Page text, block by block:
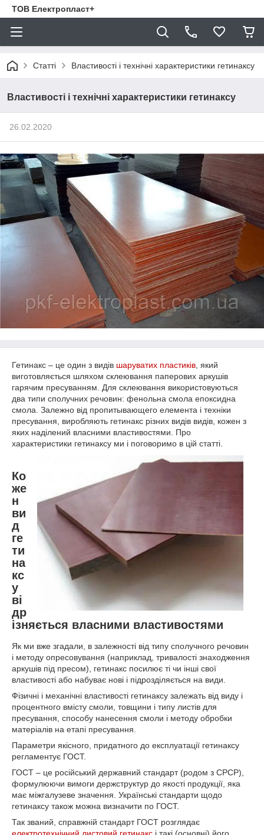
ТОВ Електропласт+
Статті Властивості і технічні характеристики гетинаксу
Властивості і технічні характеристики гетинаксу
26.02.2020
Гетинакс – це один з видів шаруватих пластиків , який
виготовляється шляхом склеювання паперових аркушів
гарячим пресуванням. Для склеювання використовуються
два типи сполучних речовин: фенольна смола епоксидна
смола. Залежно від пропитывающего елемента і техніки
пресування, виробляють гетинакс різних видів видів, кожен з
яких наділений власними властивостями. Про
характеристики гетинаксу ми і поговоримо в цій статті.
Ко
же
н
ви
д
ге
ти
на
кс
у
ві
др
ізняється власними властивостями
Як ми вже згадали, в залежності від типу сполучного речовин
і методу опресовування (наприклад, тривалості знаходження
аркушів під пресом), гетинакс посилює ті чи інші свої
властивості або набуває нові і підрозділяється на види.
Фізичні і механічні властивості гетинаксу залежать від виду і
процентного вмісту смоли, товщини і типу листів для
пресування, способу нанесення смоли і методу обробки
матеріалів на етапі пресування.
Параметри якісного, придатного до експлуатації гетинаксу
регламентує ГОСТ.
ГОСТ – це російський державний стандарт (родом з СРСР),
формулюючи вимоги держструктур до якості продукції, яка
має міжгалузеве значення. Українські стандарти щодо
гетинаксу також можна визначити по ГОСТ.
Так званий, справжній стандарт ГОСТ розглядає
електротехнічний листовий гетинакс і такі (основні) його